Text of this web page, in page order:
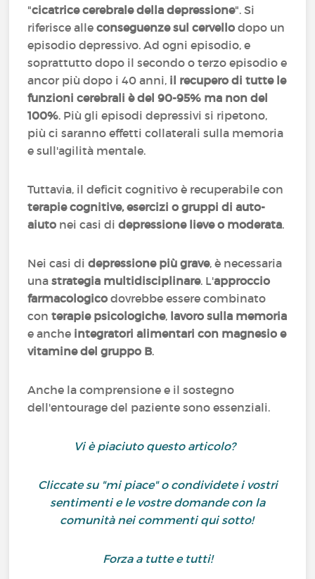
"cicatrice cerebrale della depressione". Si
riferisce alleconseguenze sul cervello dopo un
episodio depressivo. Ad ogni episodio, e
soprattutto dopo il secondo o terzo episodio e
ancor più dopo i 40 anni, il recupero di tutte le
funzioni cerebrali è del 90-95% ma non del
100%. Più gli episodi depressivi si ripetono,
più ci saranno effetti collaterali sulla memoria
e sull'agilità mentale.
Tuttavia, il deficit cognitivo è recuperabile con
terapie cognitive, esercizi o gruppi di auto-
aiuto nei casi di depressione lieve o moderata.
Nei casi didepressione più grave, è necessaria
unastrategia multidisciplinare. L'approccio
farmacologico dovrebbe essere combinato
conterapie psicologiche, lavoro sulla memoria
e anche integratori alimentari con magnesio e
vitamine del gruppo B.
Anche la comprensione e il sostegno
dell'entourage del paziente sono essenziali.
Vi è piaciuto questo articolo?
Cliccate su "mi piace" o condividete i vostri
sentimenti e le vostre domande con la
comunità nei commenti qui sotto!
Forza a tutte e tutti!